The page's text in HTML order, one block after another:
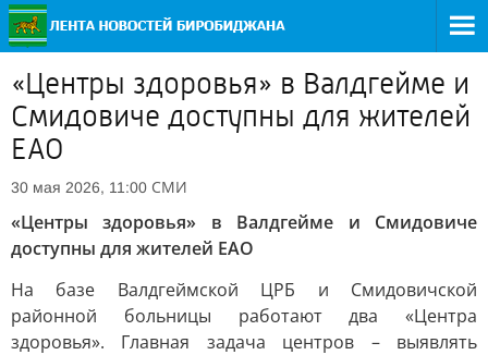
«Центры здоровья» в Валдгейме и
Смидовиче доступны для жителей
ЕАО
30 мая 2026, 11:00 СМИ
«Центры здоровья» в Валдгейме и Смидовиче
доступны для жителей ЕАО
На базе Валдгеймской ЦРБ и Смидовичской
районной больницы работают два «Центра
здоровья». Главная задача центров – выявлять